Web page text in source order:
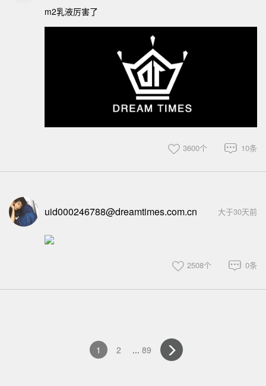
m2乳液厉害了
10条
3600个
uid000246788@dreamtimes.com.cn 大于30天前
0条
2508个
1 2 ... 89